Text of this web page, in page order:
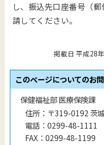
し、振込先口座番号（
請してください。
掲載日 平成28
このページについてのお
保健福祉部 医療保険課
住所： 〒319-0192 茨
電話： 0299-48-1111
FAX： 0299-48-1199